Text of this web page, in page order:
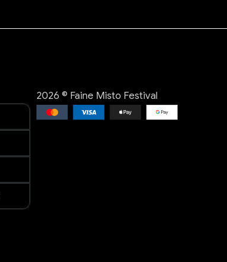
2026 © Faine Misto Festival